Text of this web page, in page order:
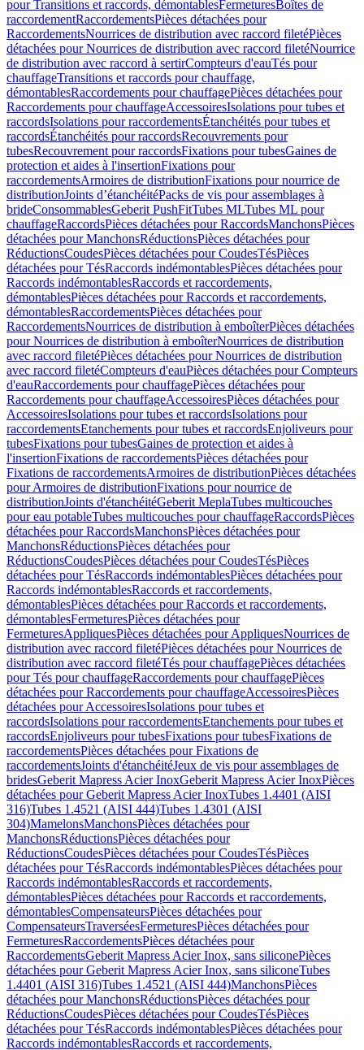
pour Transitions et raccords, démontablesFermeturesBoîtes de
raccordementRaccordementsPièces détachées pour
RaccordementsNourrices de distribution avec raccord filetéPièces
détachées pour Nourrices de distribution avec raccord filetéNourrice
de distribution avec raccord à sertirCompteurs d'eauTés pour
chauffageTransitions et raccords pour chauffage,
démontablesRaccordements pour chauffagePièces détachées pour
Raccordements pour chauffageAccessoiresIsolations pour tubes et
raccordsIsolations pour raccordementsÉtanchéités pour tubes et
raccordsÉtanchéités pour raccordsRecouvrements pour
tubesRecouvrement pour raccordsFixations pour tubesGaines de
protection et aides à l'insertionFixations pour
raccordementsArmoires de distributionFixations pour nourrice de
distributionJoints d’étanchéitéPacks de vis pour assemblages à
brideConsommablesGeberit PushFitTubes MLTubes ML pour
chauffageRaccordsPièces détachées pour RaccordsManchonsPièces
détachées pour ManchonsRéductionsPièces détachées pour
RéductionsCoudesPièces détachées pour CoudesTésPièces
détachées pour TésRaccords indémontablesPièces détachées pour
Raccords indémontablesRaccords et raccordements,
démontablesPièces détachées pour Raccords et raccordements,
démontablesRaccordementsPièces détachées pour
RaccordementsNourrices de distribution à emboîterPièces détachées
pour Nourrices de distribution à emboîterNourrices de distribution
avec raccord filetéPièces détachées pour Nourrices de distribution
avec raccord filetéCompteurs d'eauPièces détachées pour Compteurs
d'eauRaccordements pour chauffagePièces détachées pour
Raccordements pour chauffageAccessoiresPièces détachées pour
AccessoiresIsolations pour tubes et raccordsIsolations pour
raccordementsEtanchements pour tubes et raccordsEnjoliveurs pour
tubesFixations pour tubesGaines de protection et aides à
l'insertionFixations de raccordementsPièces détachées pour
Fixations de raccordementsArmoires de distributionPièces détachées
pour Armoires de distributionFixations pour nourrice de
distributionJoints d'étanchéitéGeberit MeplaTubes multicouches
pour eau potableTubes multicouches pour chauffageRaccordsPièces
détachées pour RaccordsManchonsPièces détachées pour
ManchonsRéductionsPièces détachées pour
RéductionsCoudesPièces détachées pour CoudesTésPièces
détachées pour TésRaccords indémontablesPièces détachées pour
Raccords indémontablesRaccords et raccordements,
démontablesPièces détachées pour Raccords et raccordements,
démontablesFermeturesPièces détachées pour
FermeturesAppliquesPièces détachées pour AppliquesNourrices de
distribution avec raccord filetéPièces détachées pour Nourrices de
distribution avec raccord filetéTés pour chauffagePièces détachées
pour Tés pour chauffageRaccordements pour chauffagePièces
détachées pour Raccordements pour chauffageAccessoiresPièces
détachées pour AccessoiresIsolations pour tubes et
raccordsIsolations pour raccordementsEtanchements pour tubes et
raccordsEnjoliveurs pour tubesFixations pour tubesFixations de
raccordementsPièces détachées pour Fixations de
raccordementsJoints d'étanchéitéJeux de vis pour assemblages de
bridesGeberit Mapress Acier InoxGeberit Mapress Acier InoxPièces
détachées pour Geberit Mapress Acier InoxTubes 1.4401 (AISI
316)Tubes 1.4521 (AISI 444)Tubes 1.4301 (AISI
304)MamelonsManchonsPièces détachées pour
ManchonsRéductionsPièces détachées pour
RéductionsCoudesPièces détachées pour CoudesTésPièces
détachées pour TésRaccords indémontablesPièces détachées pour
Raccords indémontablesRaccords et raccordements,
démontablesPièces détachées pour Raccords et raccordements,
démontablesCompensateursPièces détachées pour
CompensateursTraverséesFermeturesPièces détachées pour
FermeturesRaccordementsPièces détachées pour
RaccordementsGeberit Mapress Acier Inox, sans siliconePièces
détachées pour Geberit Mapress Acier Inox, sans siliconeTubes
1.4401 (AISI 316)Tubes 1.4521 (AISI 444)ManchonsPièces
détachées pour ManchonsRéductionsPièces détachées pour
RéductionsCoudesPièces détachées pour CoudesTésPièces
détachées pour TésRaccords indémontablesPièces détachées pour
Raccords indémontablesRaccords et raccordements,